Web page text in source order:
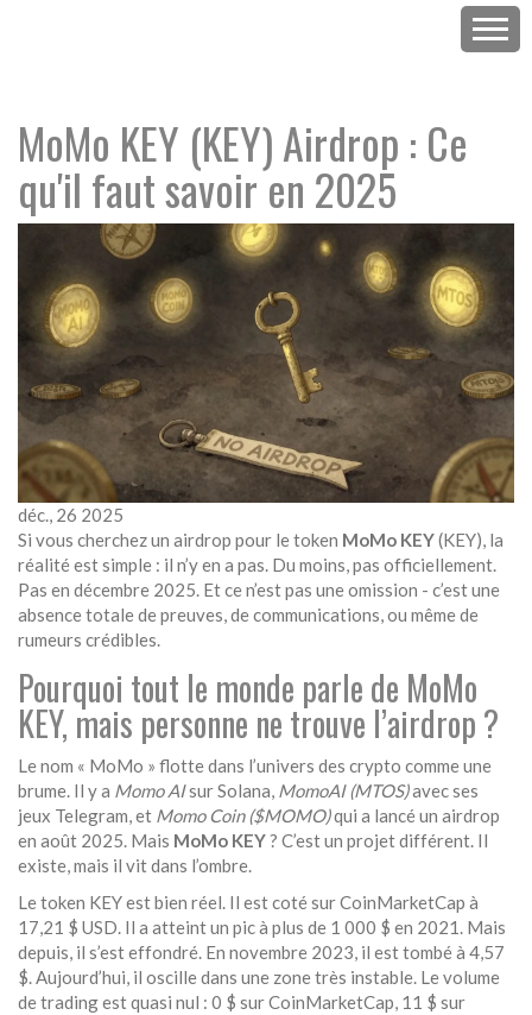
MoMo KEY (KEY) Airdrop : Ce
qu'il faut savoir en 2025
déc., 26 2025
Si vous cherchez un airdrop pour le token MoMo KEY(KEY), la
réalité est simple : il n’y en a pas. Du moins, pas officiellement.
Pas en décembre 2025. Et ce n’est pas une omission - c’est une
absence totale de preuves, de communications, ou même de
rumeurs crédibles.
Pourquoi tout le monde parle de MoMo
KEY, mais personne ne trouve l’airdrop ?
Le nom « MoMo » flotte dans l’univers des crypto comme une
brume. Il y a Momo AIsur Solana, MomoAI (MTOS)avec ses
jeux Telegram, et Momo Coin ($MOMO)qui a lancé un airdrop
en août 2025. Mais MoMo KEY? C’est un projet différent. Il
existe, mais il vit dans l’ombre.
Le token KEY est bien réel. Il est coté sur CoinMarketCap à
17,21 $ USD. Il a atteint un pic à plus de 1 000 $ en 2021. Mais
depuis, il s’est effondré. En novembre 2023, il est tombé à 4,57
$. Aujourd’hui, il oscille dans une zone très instable. Le volume
de trading est quasi nul : 0 $ sur CoinMarketCap, 11 $ sur